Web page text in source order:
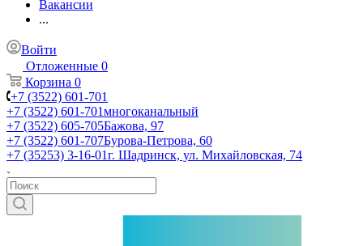
Вакансии
...
Войти
Отложенные 0
Корзина 0
+7 (3522) 601-701
+7 (3522) 601-701многоканальный
+7 (3522) 605-705Бажова, 97
+7 (3522) 601-707Бурова-Петрова, 60
+7 (35253) 3-16-01г. Шадринск, ул. Михайловская, 74